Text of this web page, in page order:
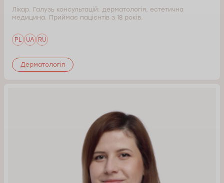
Лікар. Галузь консультацій: дерматологія, естетична
медицина. Приймає пацієнтів з 18 років.
PL UA RU
Дерматологія